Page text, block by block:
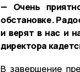
— Очень
обстановке.
и верят в нас и
директора
В завершение